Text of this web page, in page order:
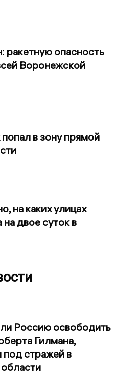
ракетную опасность
Воронежской
в зону прямой
на каких улицах
двое суток в
Россию освободить
Гилмана,
под стражей в